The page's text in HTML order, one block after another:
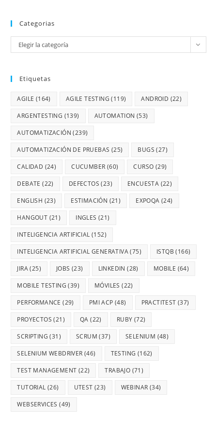
Categorias
Elegir la categoría
Etiquetas
AGILE (164) AGILE TESTING (119) ANDROID (22)
ARGENTESTING (139) AUTOMATION (53)
AUTOMATIZACIÓN (239)
AUTOMATIZACIÓN DE PRUEBAS (25) BUGS (27)
CALIDAD (24) CUCUMBER (60) CURSO (29)
DEBATE (22) DEFECTOS (23) ENCUESTA (22)
ENGLISH (23) ESTIMACIÓN (21) EXPOQA (24)
HANGOUT (21) INGLES (21)
INTELIGENCIA ARTIFICIAL (152)
INTELIGENCIA ARTIFICIAL GENERATIVA(75) ISTQB (166)
JIRA(25) JOBS (23) LINKEDIN (28) MOBILE (64)
MOBILE TESTING (39) MÓVILES (22)
PERFORMANCE (29) PMI ACP (48) PRACTITEST (37)
PROYECTOS (21) QA (22) RUBY (72)
SCRIPTING (31) SCRUM (37) SELENIUM (48)
SELENIUM WEBDRIVER (46) TESTING (162)
TEST MANAGEMENT (22) TRABAJO (71)
TUTORIAL (26) UTEST (23) WEBINAR (34)
WEBSERVICES (49)